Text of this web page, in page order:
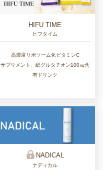
HIFU TIME
ヒフタイム
高濃度リポソーム化ビタミンC
サプリメント、総グルタチオン100㎎含
有ドリンク
NADICAL
ナディカル